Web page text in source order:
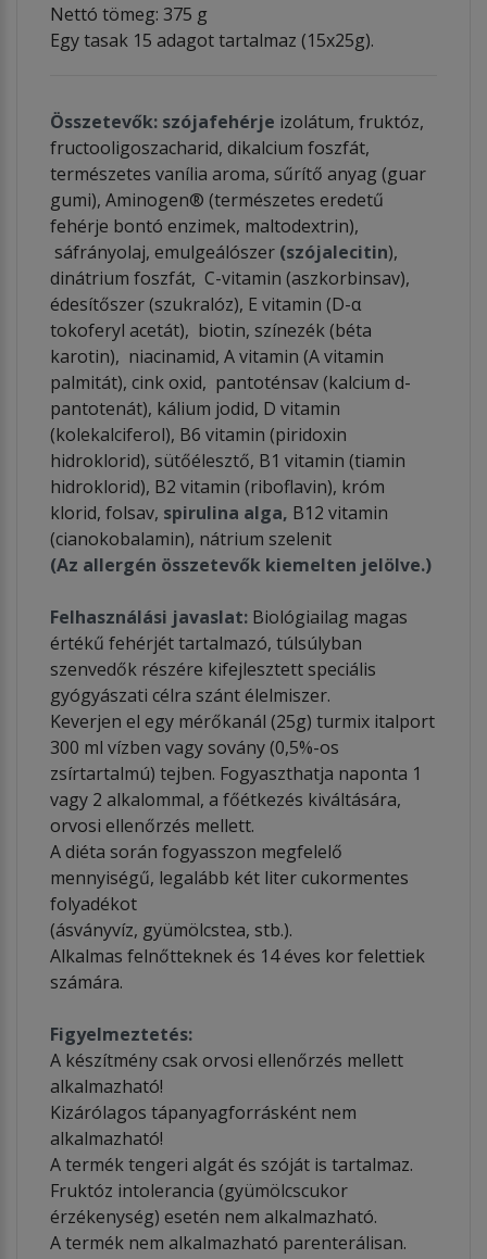
Nettó tömeg: 375 g
Egy tasak 15 adagot tartalmaz (15x25g).
Összetevők: szójafehérje izolátum, fruktóz,
fructooligoszacharid, dikalcium foszfát,
természetes vanília aroma, sűrítő anyag (guar
gumi), Aminogen® (természetes eredetű
fehérje bontó enzimek, maltodextrin),
sáfrányolaj, emulgeálószer (szójalecitin),
dinátrium foszfát, C-vitamin (aszkorbinsav),
édesítőszer (szukralóz), E vitamin (D-α
tokoferyl acetát), biotin, színezék (béta
karotin), niacinamid, A vitamin (A vitamin
palmitát), cink oxid, pantoténsav (kalcium d-
pantotenát), kálium jodid, D vitamin
(kolekalciferol), B6 vitamin (piridoxin
hidroklorid), sütőélesztő, B1 vitamin (tiamin
hidroklorid), B2 vitamin (riboflavin), króm
klorid, folsav, spirulina alga, B12 vitamin
(cianokobalamin), nátrium szelenit
(Az allergén összetevők kiemelten jelölve.)
Felhasználási javaslat: Biológiailag magas
értékű fehérjét tartalmazó, túlsúlyban
szenvedők részére kifejlesztett speciális
gyógyászati célra szánt élelmiszer.
Keverjen el egy mérőkanál (25g) turmix italport
300 ml vízben vagy sovány (0,5%-os
zsírtartalmú) tejben. Fogyaszthatja naponta 1
vagy 2 alkalommal, a főétkezés kiváltására,
orvosi ellenőrzés mellett.
A diéta során fogyasszon megfelelő
mennyiségű, legalább két liter cukormentes
folyadékot
(ásványvíz, gyümölcstea, stb.).
Alkalmas felnőtteknek és 14 éves kor felettiek
számára.
Figyelmeztetés:
A készítmény csak orvosi ellenőrzés mellett
alkalmazható!
Kizárólagos tápanyagforrásként nem
alkalmazható!
A termék tengeri algát és szóját is tartalmaz.
Fruktóz intolerancia (gyümölcscukor
érzékenység) esetén nem alkalmazható.
A termék nem alkalmazható parenterálisan.